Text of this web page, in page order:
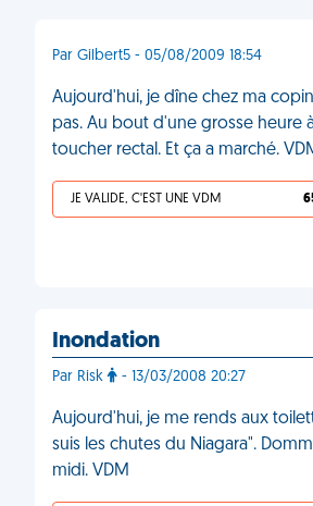
Par Gilbert5 - 05/08/2009 18:54
Aujourd'hui, je dîne chez ma
pas. Au bout d'une grosse heure
toucher rectal. Et ça a marché.
JE VALIDE, C'EST UNE VDM
Inondation
Par Risk - 13/03/2008 20:27
Aujourd'hui, je me rends aux
suis les chutes du Niagara".
midi. VDM